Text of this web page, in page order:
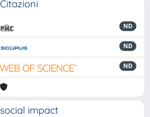
Citazioni
ND
ND
ND
social impact